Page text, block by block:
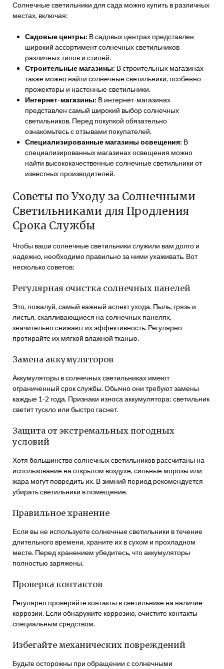
Солнечные светильники для сада можно купить в различных
местах, включая:
Садовые центры: В садовых центрах представлен
широкий ассортимент солнечных светильников
различных типов и стилей.
Строительные магазины: В строительных магазинах
также можно найти солнечные светильники, особенно
прожекторы и настенные светильники.
Интернет-магазины: В интернет-магазинах
представлен самый широкий выбор солнечных
светильников. Перед покупкой обязательно
ознакомьтесь с отзывами покупателей.
Специализированные магазины освещения: В
специализированных магазинах освещения можно
найти высококачественные солнечные светильники от
известных производителей.
Советы по Уходу за Солнечными
Светильниками для Продления
Срока Службы
Чтобы ваши солнечные светильники служили вам долго и
надежно, необходимо правильно за ними ухаживать. Вот
несколько советов:
Регулярная очистка солнечных панелей
Это, пожалуй, самый важный аспект ухода. Пыль, грязь и
листья, скапливающиеся на солнечных панелях,
значительно снижают их эффективность. Регулярно
протирайте их мягкой влажной тканью.
Замена аккумуляторов
Аккумуляторы в солнечных светильниках имеют
ограниченный срок службы. Обычно они требуют замены
каждые 1-2 года. Признаки износа аккумулятора: светильник
светит тускло или быстро гаснет.
Защита от экстремальных погодных
условий
Хотя большинство солнечных светильников рассчитаны на
использование на открытом воздухе, сильные морозы или
жара могут повредить их. В зимний период рекомендуется
убирать светильники в помещение.
Правильное хранение
Если вы не используете солнечные светильники в течение
длительного времени, храните их в сухом и прохладном
месте. Перед хранением убедитесь, что аккумуляторы
полностью заряжены.
Проверка контактов
Регулярно проверяйте контакты в светильнике на наличие
коррозии. Если обнаружите коррозию, очистите контакты
специальным средством.
Избегайте механических повреждений
Будьте осторожны при обращении с солнечными